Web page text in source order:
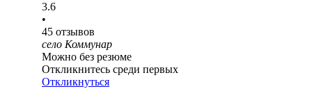
3.6
•
45 отзывов
село Коммунар
Можно без резюме
Откликнитесь среди первых
Откликнуться